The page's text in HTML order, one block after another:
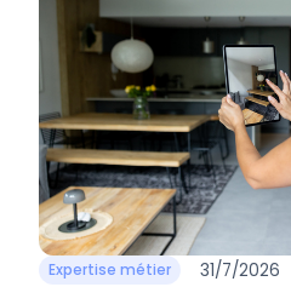
Expertise métier 31/7/2026